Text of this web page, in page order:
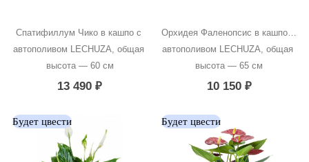
Спатифиллум Чико в кашпо с
автополивом LECHUZA, общая
высота — 60 см
13 490₽
Орхидея Фаленопсис в кашпо с
автополивом LECHUZA, общая
высота — 65 см
10 150 ₽
Будет цвести Будет цвести